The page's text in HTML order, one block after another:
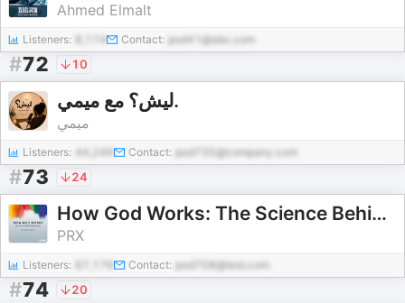
Ahmed Elmalt
Listeners: Contact: pod41@abc.com
#72 10
ليش؟ مع ميمي.
ميمي
Listeners: 44,246 Contact: pod735@company.com
#73 24
How God Works: The Science Behind Spirituality
PRX
Listeners: Contact: pod708@test.com
#74 20